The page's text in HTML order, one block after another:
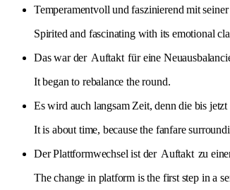
Temperamentvoll und faszinierend mit
Spirited and fascinating with its emotional
Das war der Auftakt für eine
It began to rebalance the round.
Es wird auch langsam Zeit, denn die bis
It is about time, because the fanfare
Der Plattformwechsel ist der Auftakt zu
The change in platform is the first step in a